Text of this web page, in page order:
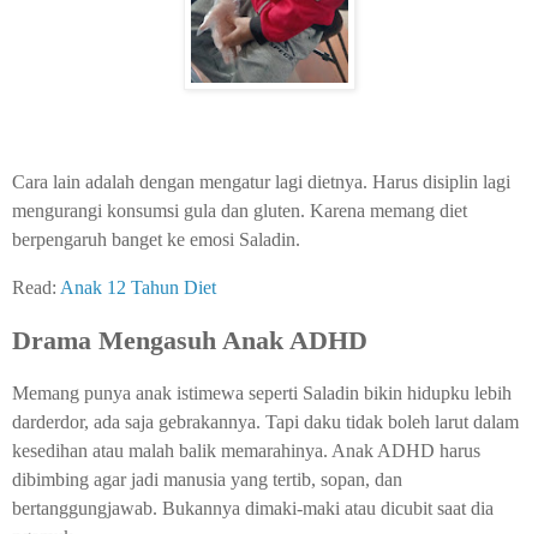
Cara lain adalah dengan mengatur lagi dietnya. Harus disiplin lagi
mengurangi konsumsi gula dan gluten. Karena memang diet
berpengaruh banget ke emosi Saladin.
Read: Anak 12 Tahun Diet
Drama Mengasuh Anak ADHD
Memang punya anak istimewa seperti Saladin bikin hidupku lebih
darderdor, ada saja gebrakannya. Tapi daku tidak boleh larut dalam
kesedihan atau malah balik memarahinya. Anak ADHD harus
dibimbing agar jadi manusia yang tertib, sopan, dan
bertanggungjawab. Bukannya dimaki-maki atau dicubit saat dia